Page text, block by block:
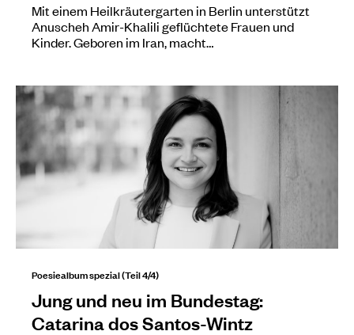
Mit einem Heilkräutergarten in Berlin unterstützt
Anuscheh Amir-Khalili geflüchtete Frauen und
Kinder. Geboren im Iran, macht…
Poesiealbum spezial (Teil 4/4)
Jung und neu im Bundestag:
Catarina dos Santos-Wintz